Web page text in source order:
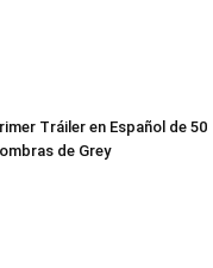
Tráiler en Español de 50
de Grey